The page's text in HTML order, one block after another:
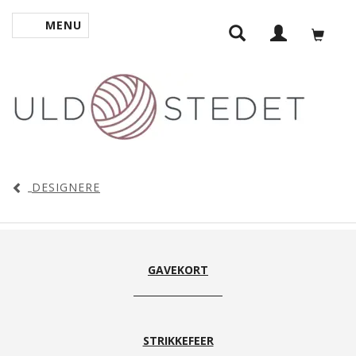
SKIFTE NAVIGATION
MENU
DESIGNERE
GAVEKORT
STRIKKEFEER